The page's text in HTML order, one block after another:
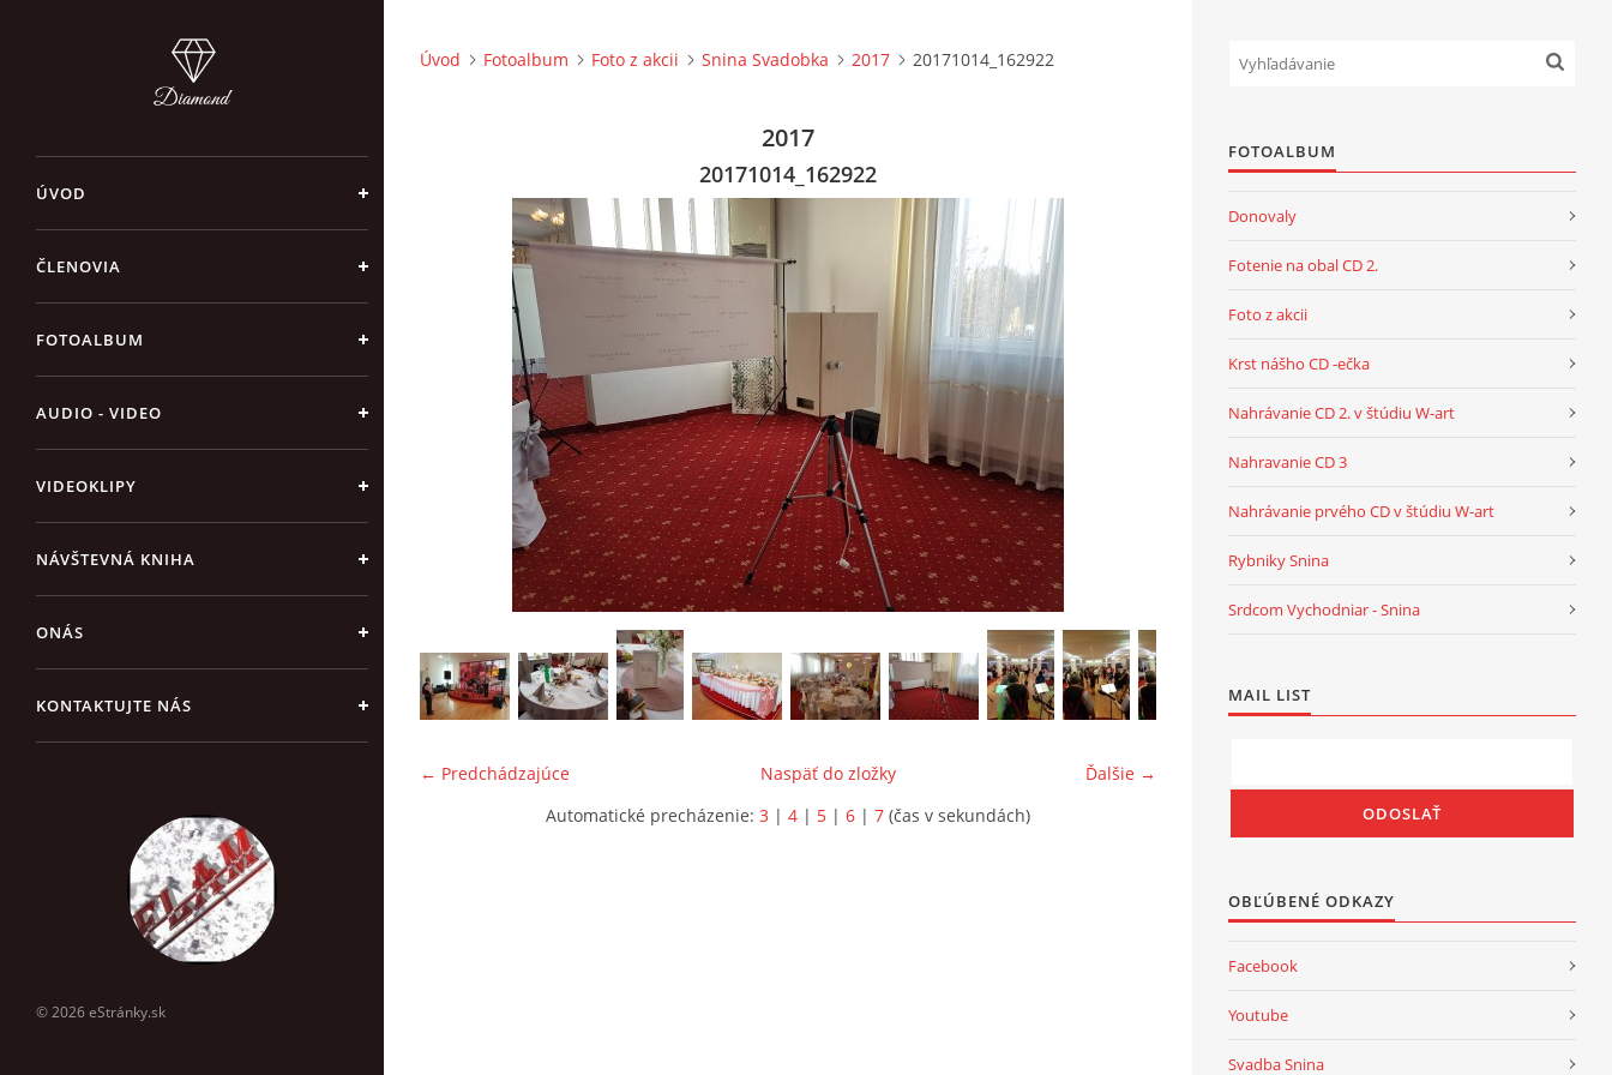
ÚVOD
ČLENOVIA
FOTOALBUM
AUDIO - VIDEO
VIDEOKLIPY
NÁVŠTEVNÁ KNIHA
ONÁS
KONTAKTUJTE NÁS
© 2026 eStránky.sk
Úvod Fotoalbum Foto z akcii Snina Svadobka 2017 20171014_162922
2017
20171014_162922
← Predchádzajúce Ďalšie →
Naspäť do zložky
Automatické precházenie: 3 | 4 | 5 | 6 | 7 (čas v sekundách)
FOTOALBUM
Donovaly
Fotenie na obal CD 2.
Foto z akcii
Krst nášho CD -ečka
Nahrávanie CD 2. v štúdiu W-art
Nahravanie CD 3
Nahrávanie prvého CD v štúdiu W-art
Rybniky Snina
Srdcom Vychodniar - Snina
MAIL LIST
OBĽÚBENÉ ODKAZY
Facebook
Youtube
Svadba Snina